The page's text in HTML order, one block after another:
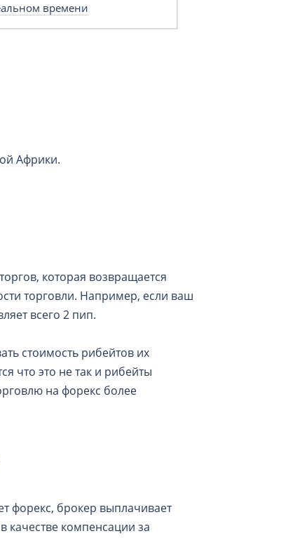
времени
Африки.
которая возвращается
торговли. Например, если ваш
всего 2 пип.
стоимость рибейтов их
что это не так и рибейты
на форекс более
форекс, брокер выплачивает
качестве компенсации за